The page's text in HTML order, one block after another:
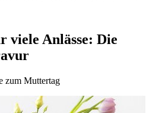
viele Anlässe: Die
zum Muttertag